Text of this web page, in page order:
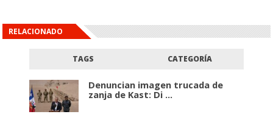
RELACIONADO
TAGS CATEGORÍA
Denuncian imagen trucada de
zanja de Kast: Di ...